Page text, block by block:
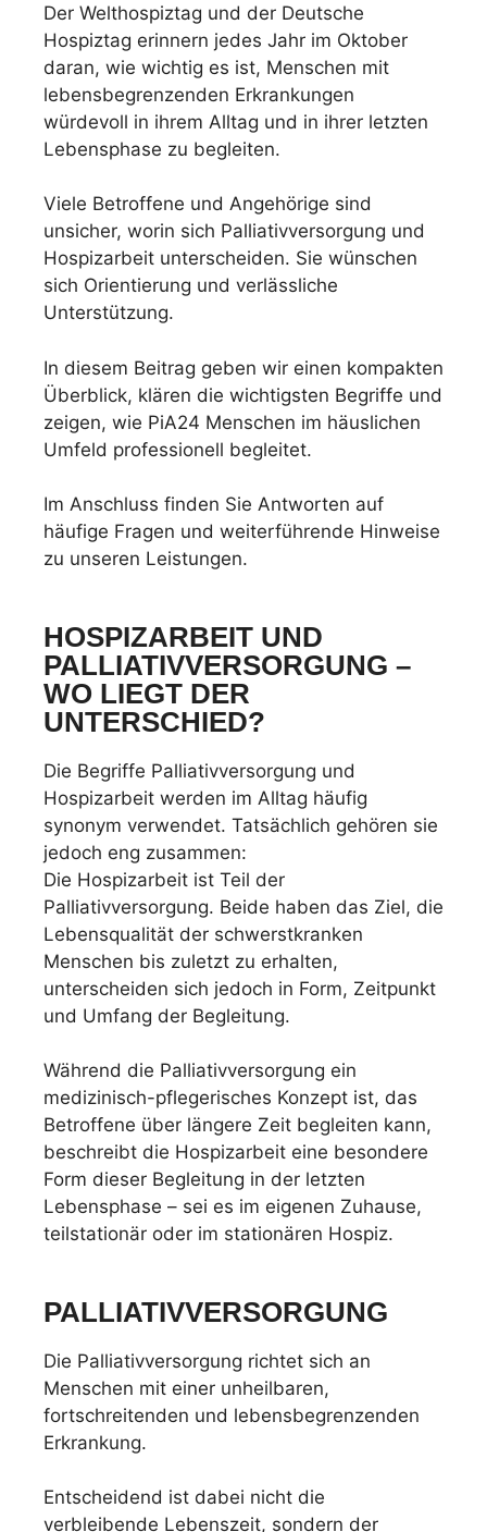
Der Welthospiztag und der Deutsche
Hospiztag erinnern jedes Jahr im Oktober
daran, wie wichtig es ist, Menschen mit
lebensbegrenzenden Erkrankungen
würdevoll in ihrem Alltag und in ihrer letzten
Lebensphase zu begleiten.
Viele Betroffene und Angehörige sind
unsicher, worin sich Palliativversorgung und
Hospizarbeit unterscheiden. Sie wünschen
sich Orientierung und verlässliche
Unterstützung.
In diesem Beitrag geben wir einen kompakten
Überblick, klären die wichtigsten Begriffe und
zeigen, wie PiA24 Menschen im häuslichen
Umfeld professionell begleitet.
Im Anschluss finden Sie Antworten auf
häufige Fragen und weiterführende Hinweise
zu unseren Leistungen.
HOSPIZARBEIT UND
PALLIATIVVERSORGUNG –
WO LIEGT DER
UNTERSCHIED?
Die Begriffe Palliativversorgung und
Hospizarbeit werden im Alltag häufig
synonym verwendet. Tatsächlich gehören sie
jedoch eng zusammen:
Die Hospizarbeit ist Teil der
Palliativversorgung. Beide haben das Ziel, die
Lebensqualität der schwerstkranken
Menschen bis zuletzt zu erhalten,
unterscheiden sich jedoch in Form, Zeitpunkt
und Umfang der Begleitung.
Während die Palliativversorgung ein
medizinisch-pflegerisches Konzept ist, das
Betroffene über längere Zeit begleiten kann,
beschreibt die Hospizarbeit eine besondere
Form dieser Begleitung in der letzten
Lebensphase – sei es im eigenen Zuhause,
teilstationär oder im stationären Hospiz.
PALLIATIVVERSORGUNG
Die Palliativversorgung richtet sich an
Menschen mit einer unheilbaren,
fortschreitenden und lebensbegrenzenden
Erkrankung.
Entscheidend ist dabei nicht die
verbleibende Lebenszeit, sondern der